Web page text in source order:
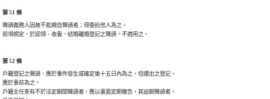
第 51 條
聲請義務人因故不能親自聲請者；得委託他人為之。
前項規定，於認領、收養、結婚離婚登記之聲請，不適用之。
第 52 條
戶籍登記之聲請，應於事件發生或確定後十五日內為之，但遷出之登記，
應於事前為之。
戶籍主任查有不於法定期間聲請者，應以書面定期催告，其逾期聲請者，